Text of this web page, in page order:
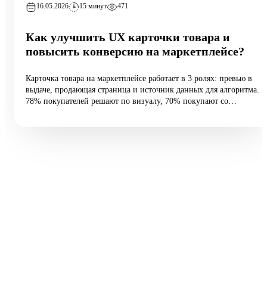
16.05.2026 15 минут 471
Как улучшить UX карточки товара и
повысить конверсию на маркетплейсе?
Карточка товара на маркетплейсе работает в 3 ролях: превью в
выдаче, продающая страница и источник данных для алгоритма.
78% покупателей решают по визуалу, 70% покупают со